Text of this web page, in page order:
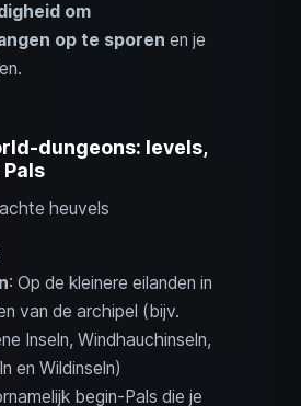
om
op te sporen en je
dungeons: levels,
heuvels
: Op de kleinere eilanden in
van de archipel (bijv.
Inseln, Windhauchinseln,
en Wildinseln)
begin-Pals die je